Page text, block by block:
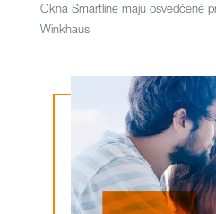
Okná Smartline majú osvedčené
Winkhaus